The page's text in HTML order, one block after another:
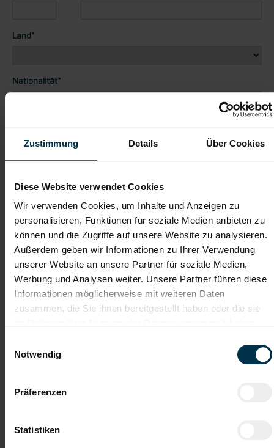
Zustimmung Details Über Cookies
Diese Website verwendet Cookies
Wir verwenden Cookies, um Inhalte und Anzeigen zu
personalisieren, Funktionen für soziale Medien anbieten zu
können und die Zugriffe auf unsere Website zu analysieren.
Außerdem geben wir Informationen zu Ihrer Verwendung
unserer Website an unsere Partner für soziale Medien,
Werbung und Analysen weiter. Unsere Partner führen diese
Informationen möglicherweise mit weiteren Daten
zusammen, die Sie ihnen bereitgestellt haben oder die sie
Notwendig
Präferenzen
Statistiken
Land*
Nationalität*
Telefon*
Lebenslauf
Bewerbungsschreiben
Empfehlungschreiben / Zeugnisse
Datei 4